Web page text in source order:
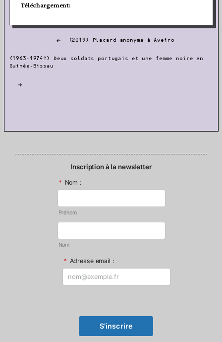
Téléchargement:
l’article
(2019) Placard anonyme à Aveiro
(1963-1974?) Deux soldats portugais et une femme noire en
Guinée-Bissau
Inscription à la newsletter
* Nom :
Prénom
Nom
* Adresse email :